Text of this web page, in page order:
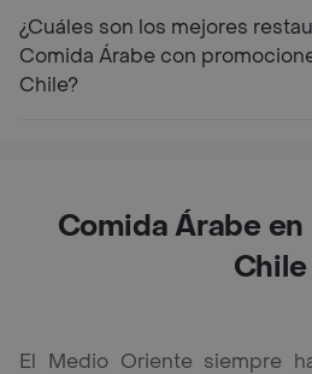
¿Cuáles son los mejores
Comida Árabe con
Chile?
Comida Árabe
Chile
El Medio Oriente siempre